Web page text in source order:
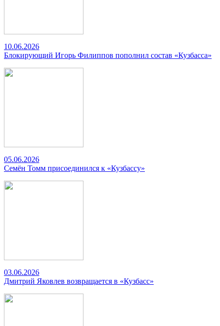
10.06.2026
Блокирующий Игорь Филиппов пополнил состав «Кузбасса»
05.06.2026
Семён Томм присоединился к «Кузбассу»
03.06.2026
Дмитрий Яковлев возвращается в «Кузбасс»